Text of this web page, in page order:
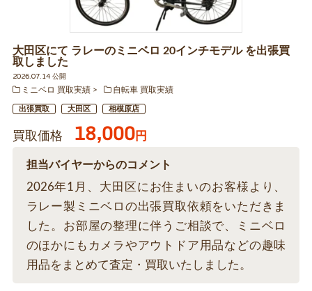
大田区にて ラレーのミニベロ 20インチモデル を出張買
取しました
2026.07.14 公開
ミニベロ 買取実績
自転車 買取実績
出張買取 大田区 相模原店
買取価格 18,000円
担当バイヤーからのコメント
2026年1月、大田区にお住まいのお客様より、
ラレー製ミニベロの出張買取依頼をいただきま
した。お部屋の整理に伴うご相談で、ミニベロ
のほかにもカメラやアウトドア用品などの趣味
用品をまとめて査定・買取いたしました。